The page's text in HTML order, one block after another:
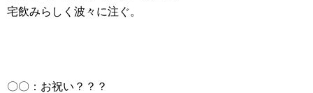
宅飲みらしく波々に注ぐ。
〇〇：お祝い？？？